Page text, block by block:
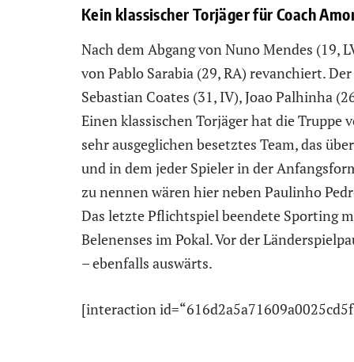
Kein klassischer Torjäger für Coach
Nach dem Abgang von Nuno Mendes (19,
von Pablo Sarabia (29, RA) revanchiert.
Sebastian Coates (31, IV), Joao Palhinha
Einen klassischen Torjäger hat die Truppe
sehr ausgeglichen besetztes Team, das
und in dem jeder Spieler in der
zu nennen wären hier neben Paulinho
Das letzte Pflichtspiel beendete Sporting
Belenenses im Pokal. Vor der
– ebenfalls auswärts.
[interaction